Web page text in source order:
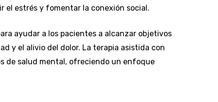
el estrés y fomentar la conexión social.
ayudar a los pacientes a alcanzar objetivos
y el alivio del dolor. La terapia asistida con
de salud mental, ofreciendo un enfoque